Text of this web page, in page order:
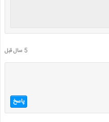
5 سال قبل
پاسخ